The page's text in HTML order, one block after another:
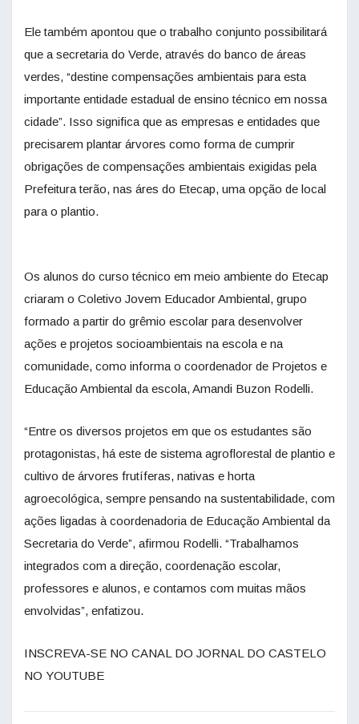
Ele também apontou que o trabalho conjunto possibilitará
que a secretaria do Verde, através do banco de áreas
verdes, “destine compensações ambientais para esta
importante entidade estadual de ensino técnico em nossa
cidade”. Isso significa que as empresas e entidades que
precisarem plantar árvores como forma de cumprir
obrigações de compensações ambientais exigidas pela
Prefeitura terão, nas áres do Etecap, uma opção de local
para o plantio.
Os alunos do curso técnico em meio ambiente do Etecap
criaram o Coletivo Jovem Educador Ambiental, grupo
formado a partir do grêmio escolar para desenvolver
ações e projetos socioambientais na escola e na
comunidade, como informa o coordenador de Projetos e
Educação Ambiental da escola, Amandi Buzon Rodelli.
“Entre os diversos projetos em que os estudantes são
protagonistas, há este de sistema agroflorestal de plantio e
cultivo de árvores frutíferas, nativas e horta
agroecológica, sempre pensando na sustentabilidade, com
ações ligadas à coordenadoria de Educação Ambiental da
Secretaria do Verde”, afirmou Rodelli. “Trabalhamos
integrados com a direção, coordenação escolar,
professores e alunos, e contamos com muitas mãos
envolvidas”, enfatizou.
INSCREVA-SE NO CANAL DO JORNAL DO CASTELO
NO YOUTUBE